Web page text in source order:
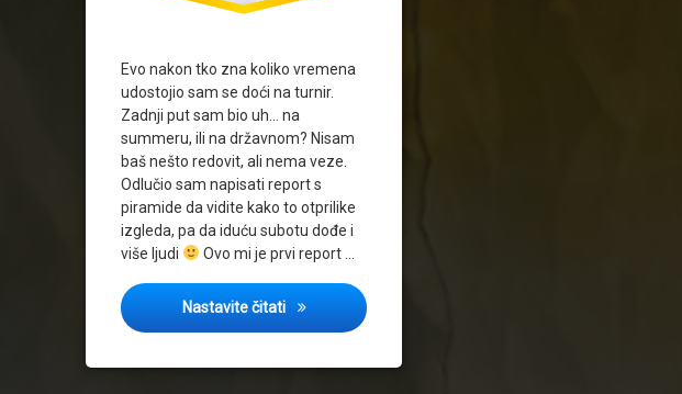
Evo nakon tko zna koliko vremena
udostojio sam se doći na turnir.
Zadnji put sam bio uh… na
summeru, ili na državnom? Nisam
baš nešto redovit, ali nema veze.
Odlučio sam napisati report s
piramide da vidite kako to otprilike
izgleda, pa da iduću subotu dođe i
više ljudi
Ovo mi je prvi report …
Nastavite čitati Report s prve Yugioh Piramide vol.2